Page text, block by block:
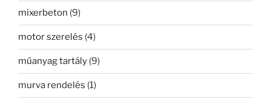
mixerbeton (9)
motor szerelés (4)
műanyag tartály (9)
murva rendelés (1)